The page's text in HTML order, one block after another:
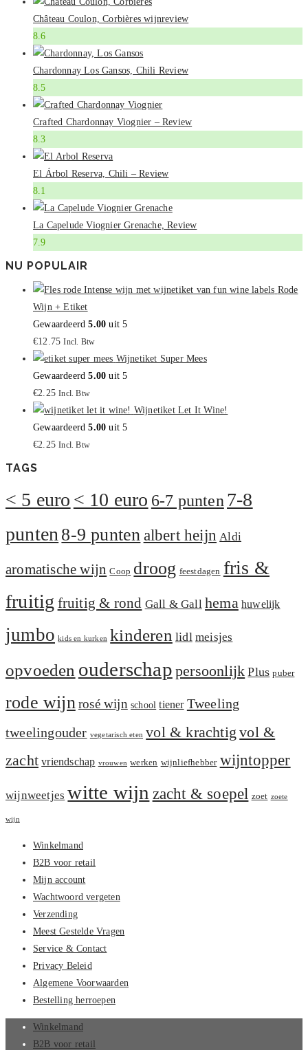
Château Coulon, Corbières wijnreview
8.6
Chardonnay Los Gansos, Chili Review
8.5
Crafted Chardonnay Viognier – Review
8.3
El Árbol Reserva, Chili – Review
8.1
La Capelude Viognier Grenache, Review
7.9
NU POPULAIR
Rode
Wijn + Etiket
Gewaardeerd5.00 uit 5
€12.75 Incl. Btw
Wijnetiket Super Mees
Gewaardeerd5.00 uit 5
€2.25 Incl. Btw
Wijnetiket Let It Wine!
Gewaardeerd5.00 uit 5
€2.25 Incl. Btw
TAGS
< 5 euro < 10 euro 6-7 punten7-8
punten8-9 puntenalbert heijn Aldi
aromatische wijn Coop droog feestdagen fris &
fruitig fruitig & rond Gall & Gall hema huwelijk
jumbo kids en kurken kinderen lidl meisjes
opvoeden ouderschap persoonlijk Plus puber
rode wijn rosé wijn school tiener Tweeling
tweelingouder vegetarisch eten vol & krachtig vol &
zacht vriendschap vrouwen werken wijnliefhebber wijntopper
wijnweetjes witte wijn zacht & soepel zoet zoete
wijn
Winkelmand
B2B voor retail
Mijn account
Wachtwoord vergeten
Verzending
Meest Gestelde Vragen
Service & Contact
Privacy Beleid
Algemene Voorwaarden
Bestelling herroepen
Winkelmand
B2B voor retail